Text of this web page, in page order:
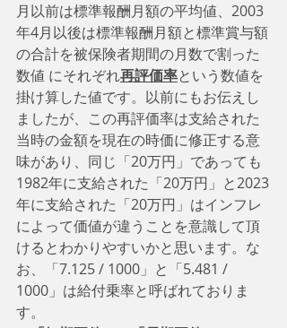
月以前は標準報酬月額の平均値、2003
年4月以後は標準報酬月額と標準賞与額
の合計を被保険者期間の月数で割った
数値 にそれぞれ再評価率という数値を
掛け算した値です。以前にもお伝えし
ましたが、この再評価率は支給された
当時の金額を現在の時価に修正する意
味があり、同じ「20万円」であっても
1982年に支給された「20万円」と2023
年に支給された「20万円」はインフレ
によって価値が違うことを意識して頂
けるとわかりやすいかと思います。な
お、「7.125 / 1000」と「5.481 /
1000」は給付乗率と呼ばれておりま
す。